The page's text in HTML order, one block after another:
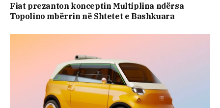
Fiat prezanton konceptin Multiplina ndërsa
Topolino mbërrin në Shtetet e Bashkuara